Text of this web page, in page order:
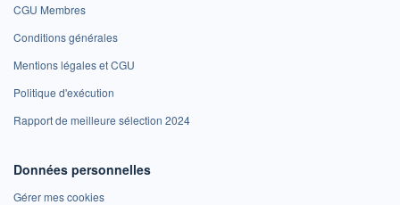
CGU Membres
Conditions générales
Mentions légales et CGU
Politique d'exécution
Rapport de meilleure sélection 2024
Données personnelles
Gérer mes cookies